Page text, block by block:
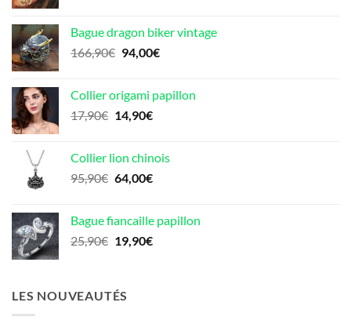
était :
18,90€.
est :
16,90€.
Bague dragon biker vintage
166,90€ Le
était :
166,90€.
94,00€Le
est :
Collier origami papillon
17,90€ Le
était :
17,90€.
14,90€Le
est :
14,90€.
Collier lion chinois
95,90€ Le
était :
95,90€.
64,00€Le
est :
64,00€.
Bague fiancaille papillon
25,90€ Le
était :
19,90€Le
LES NOUVEAUTÉS